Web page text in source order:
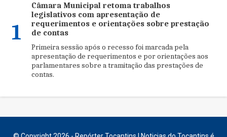
1
Câmara Municipal retoma trabalhos
legislativos com apresentação de
requerimentos e orientações sobre prestação
de contas
Primeira sessão após o recesso foi marcada pela
apresentação de requerimentos e por orientações aos
parlamentares sobre a tramitação das prestações de
contas.